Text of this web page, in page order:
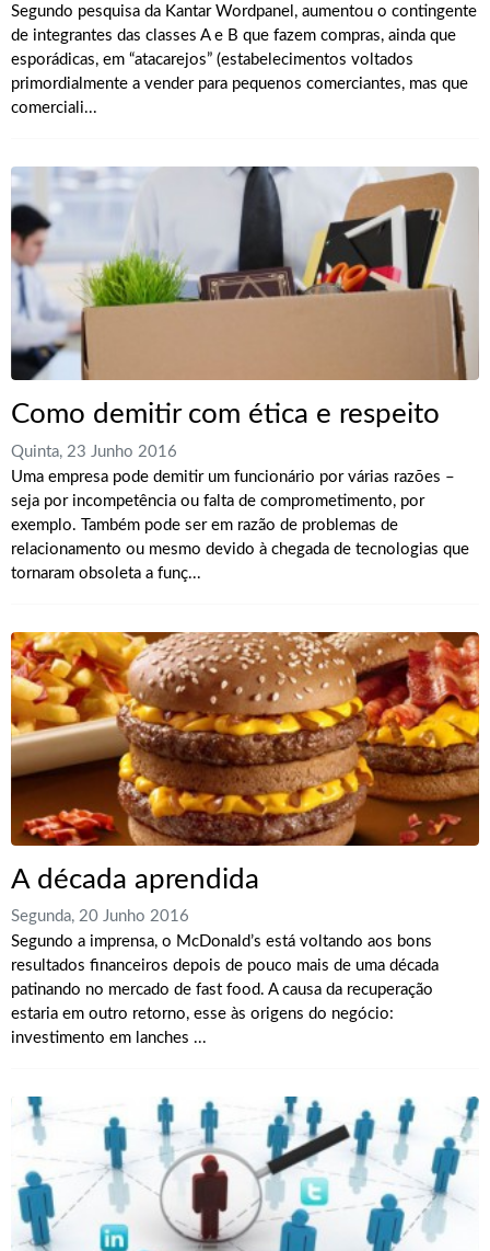
Segundo pesquisa da Kantar Wordpanel, aumentou o contingente
de integrantes das classes A e B que fazem compras, ainda que
esporádicas, em “atacarejos” (estabelecimentos voltados
primordialmente a vender para pequenos comerciantes, mas que
comerciali...
Como demitir com ética e respeito
Quinta, 23 Junho 2016
Uma empresa pode demitir um funcionário por várias razões –
seja por incompetência ou falta de comprometimento, por
exemplo. Também pode ser em razão de problemas de
relacionamento ou mesmo devido à chegada de tecnologias que
tornaram obsoleta a funç...
A década aprendida
Segunda, 20 Junho 2016
Segundo a imprensa, o McDonald’s está voltando aos bons
resultados financeiros depois de pouco mais de uma década
patinando no mercado de fast food. A causa da recuperação
estaria em outro retorno, esse às origens do negócio:
investimento em lanches ...